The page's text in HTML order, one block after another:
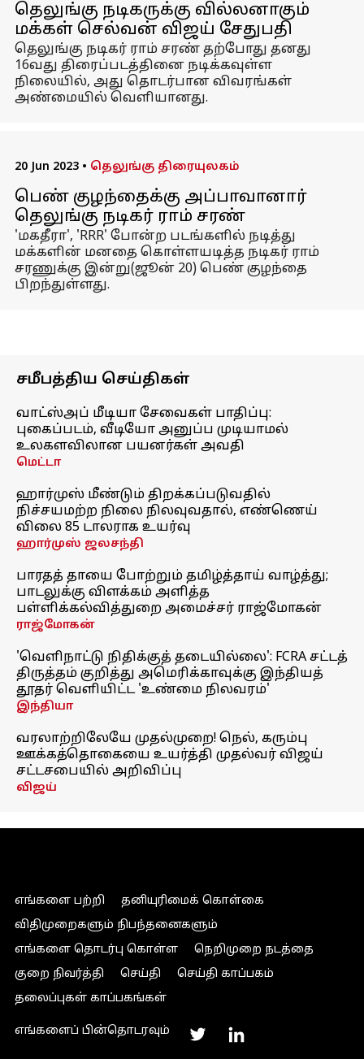
தெலுங்கு நடிகருக்கு வில்லனாகும்
மக்கள் செல்வன் விஜய் சேதுபதி
தெலுங்கு நடிகர் ராம் சரண் தற்போது தனது
16வது திரைப்படத்தினை நடிக்கவுள்ள
நிலையில், அது தொடர்பான விவரங்கள்
அண்மையில் வெளியானது.
20 Jun 2023 • தெலுங்கு திரையுலகம்
பெண் குழந்தைக்கு அப்பாவானார்
தெலுங்கு நடிகர் ராம் சரண்
'மகதீரா', 'RRR' போன்ற படங்களில் நடித்து
மக்களின் மனதை கொள்ளயடித்த நடிகர் ராம்
சரணுக்கு இன்று(ஜூன் 20) பெண் குழந்தை
பிறந்துள்ளது.
சமீபத்திய செய்திகள்
வாட்ஸ்அப் மீடியா சேவைகள் பாதிப்பு:
புகைப்படம், வீடியோ அனுப்ப முடியாமல்
உலகளவிலான பயனர்கள் அவதி
மெட்டா
ஹார்முஸ் மீண்டும் திறக்கப்படுவதில்
நிச்சயமற்ற நிலை நிலவுவதால், எண்ணெய்
விலை 85 டாலராக உயர்வு
ஹார்முஸ் ஜலசந்தி
பாரதத் தாயை போற்றும் தமிழ்த்தாய் வாழ்த்து;
பாடலுக்கு விளக்கம் அளித்த
பள்ளிக்கல்வித்துறை அமைச்சர் ராஜ்மோகன்
ராஜ்மோகன்
'வெளிநாட்டு நிதிக்குத் தடையில்லை': FCRA சட்டத்
திருத்தம் குறித்து அமெரிக்காவுக்கு இந்தியத்
தூதர் வெளியிட்ட 'உண்மை நிலவரம்'
இந்தியா
வரலாற்றிலேயே முதல்முறை! நெல், கரும்பு
ஊக்கத்தொகையை உயர்த்தி முதல்வர் விஜய்
சட்டசபையில் அறிவிப்பு
விஜய்
எங்களை பற்றி
தனியுரிமைக் கொள்கை
விதிமுறைகளும் நிபந்தனைகளும்
எங்களை தொடர்பு கொள்ள
நெறிமுறை நடத்தை
குறை நிவர்த்தி
செய்தி
செய்தி காப்பகம்
தலைப்புகள் காப்பகங்கள்
எங்களைப் பின்தொடரவும்